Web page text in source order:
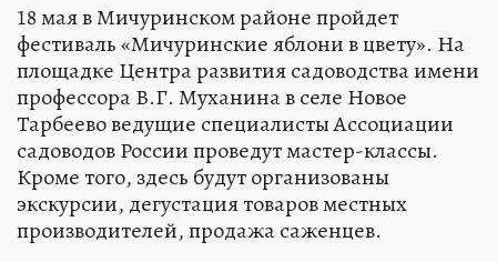
18 мая в Мичуринском районе пройдет
фестиваль «Мичуринские яблони в цвету». На
площадке Центра развития садоводства имени
профессора В.Г. Муханина в селе Новое
Тарбеево ведущие специалисты Ассоциации
садоводов России проведут мастер-классы.
Кроме того, здесь будут организованы
экскурсии, дегустация товаров местных
производителей, продажа саженцев.